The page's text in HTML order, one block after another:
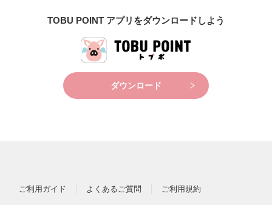
TOBU POINT アプリをダウンロードしよう
ダウンロード
ご利用ガイド よくあるご質問 ご利用規約